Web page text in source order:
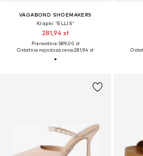
VAGABOND SHOEMAKERS
Klapki 'ELLIS'
281,94 zł
Pierwotnie: 589,00 zł
Ostatnia najniższa cena:281,94 zł